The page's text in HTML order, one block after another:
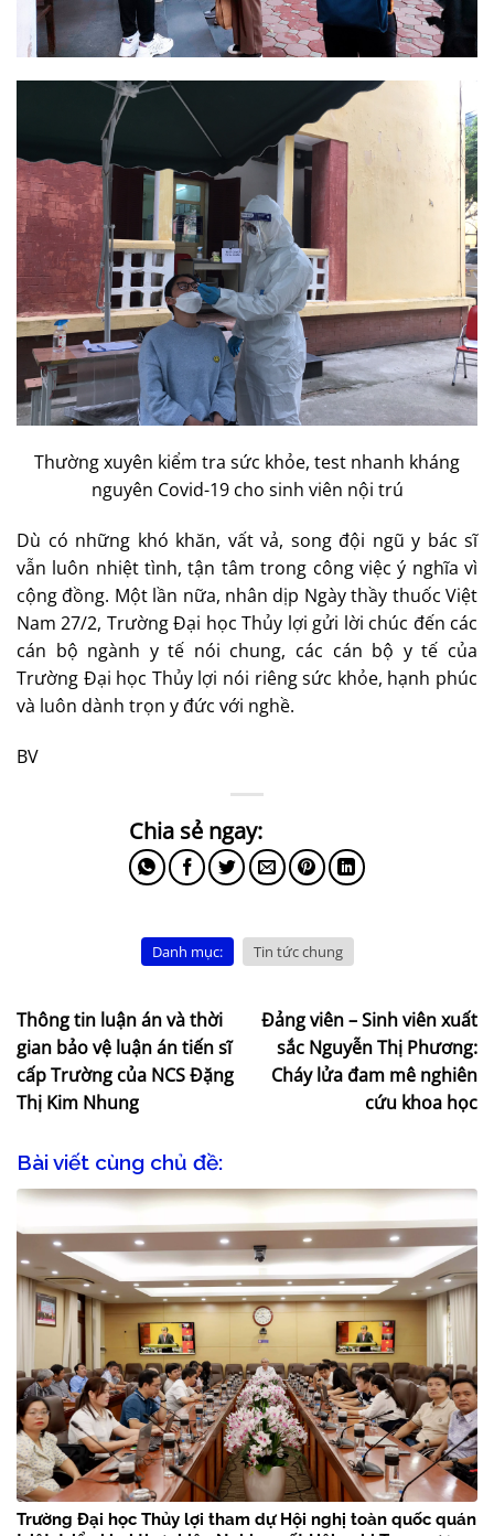
Thường xuyên kiểm tra sức khỏe, test nhanh kháng
nguyên Covid-19 cho sinh viên nội trú
Dù có những khó khăn, vất vả, song đội ngũ y bác sĩ
vẫn luôn nhiệt tình, tận tâm trong công việc ý nghĩa vì
cộng đồng. Một lần nữa, nhân dịp Ngày thầy thuốc Việt
Nam 27/2, Trường Đại học Thủy lợi gửi lời chúc đến các
cán bộ ngành y tế nói chung, các cán bộ y tế của
Trường Đại học Thủy lợi nói riêng sức khỏe, hạnh phúc
và luôn dành trọn y đức với nghề.
BV
Danh mục: Tin tức chung
Thông tin luận án và thời
gian bảo vệ luận án tiến sĩ
cấp Trường của NCS Đặng
Thị Kim Nhung
Đảng viên – Sinh viên xuất
sắc Nguyễn Thị Phương:
Cháy lửa đam mê nghiên
cứu khoa học
Bài viết cùng chủ đề:
Trường Đại học Thủy lợi tham dự Hội nghị toàn quốc quán